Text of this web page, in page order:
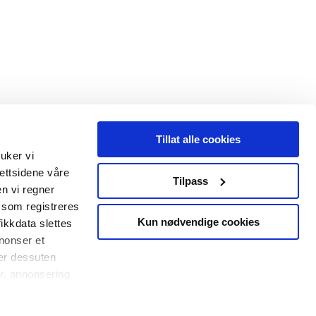
vi
våre
vi regner
registreres
slettes
et
dessuten
annonsering
Tillat alle cookies
Tilpass
Kun nødvendige cookies